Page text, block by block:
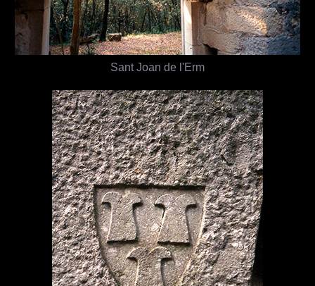
Sant Joan de l'Erm